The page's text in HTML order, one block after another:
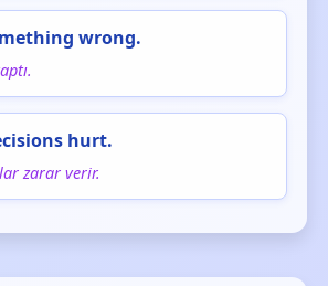
wrong.
hurt.
zarar verir.